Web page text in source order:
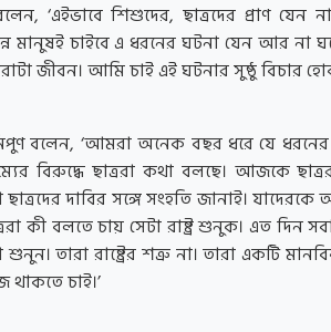
‘এইভাবে শিশুদের, ছাত্রদের প্রাণ
মানুষই চাইবে এ ধরনের ঘটনা যেন আর না
জীবন। আমি চাই এই ঘটনার সুষ্ঠু বিচার
বলেন, ‘আমরা অনেক বছর ধরে যে
বিরুদ্ধে ছাত্ররা কথা বলছে। আজকে
দাবির সঙ্গে সংহতি জানাই।
কী বলতে চায় সেটা রাষ্ট্র শুনুক। এত দিন
তারা রাষ্ট্রের শত্রু না। তারা একটি
চাই।’